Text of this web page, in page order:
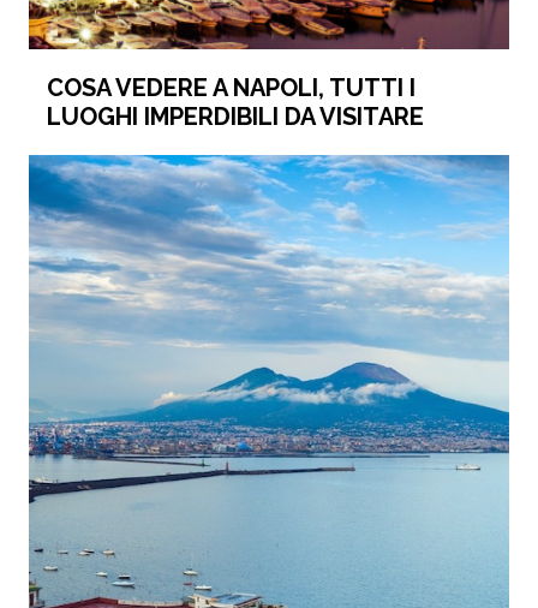
COSA VEDERE A NAPOLI, TUTTI I
LUOGHI IMPERDIBILI DA VISITARE